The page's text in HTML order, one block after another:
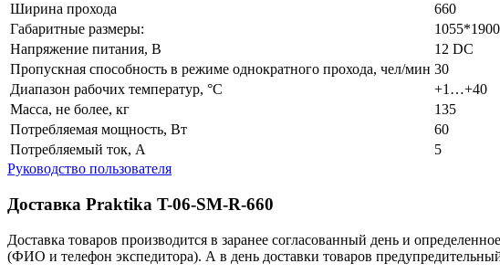
Ширина прохода
660
Габаритные размеры:
Напряжение питания, В
12 DC
Пропускная способность в режиме однократного прохода, чел/мин 30
Диапазон рабочих температур, °С
+1…+40
Масса, не более, кг
135
Потребляемая мощность, Вт
60
Потребляемый ток, А
5
Руководство пользователя
Доставка Praktika T-06-SM-R-660
Доставка товаров производится в заранее согласованный день и
(ФИО и телефон экспедитора). А в день доставки товаров